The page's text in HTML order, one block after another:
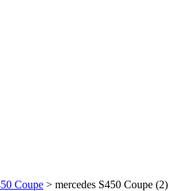
Coupe > mercedes S450 Coupe (2)